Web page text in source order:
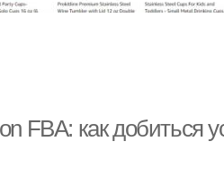
как добиться